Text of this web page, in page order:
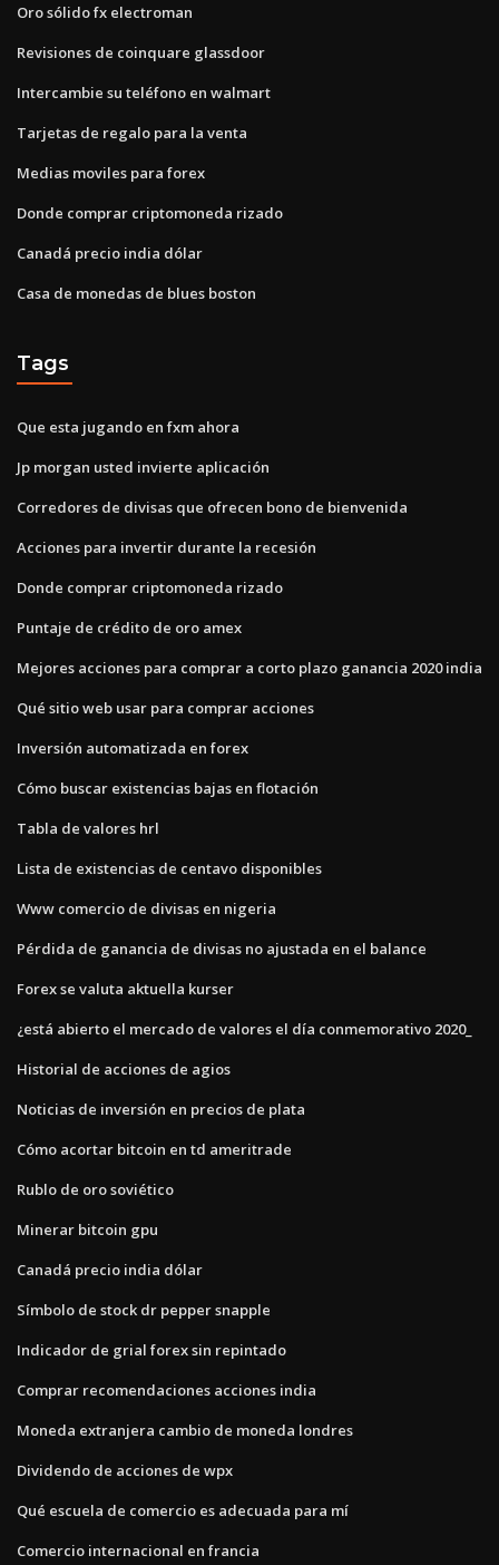
Oro sólido fx electroman
Revisiones de coinquare glassdoor
Intercambie su teléfono en walmart
Tarjetas de regalo para la venta
Medias moviles para forex
Donde comprar criptomoneda rizado
Canadá precio india dólar
Casa de monedas de blues boston
Tags
Que esta jugando en fxm ahora
Jp morgan usted invierte aplicación
Corredores de divisas que ofrecen bono de bienvenida
Acciones para invertir durante la recesión
Donde comprar criptomoneda rizado
Puntaje de crédito de oro amex
Mejores acciones para comprar a corto plazo ganancia 2020 india
Qué sitio web usar para comprar acciones
Inversión automatizada en forex
Cómo buscar existencias bajas en flotación
Tabla de valores hrl
Lista de existencias de centavo disponibles
Www comercio de divisas en nigeria
Pérdida de ganancia de divisas no ajustada en el balance
Forex se valuta aktuella kurser
¿está abierto el mercado de valores el día conmemorativo 2020_
Historial de acciones de agios
Noticias de inversión en precios de plata
Cómo acortar bitcoin en td ameritrade
Rublo de oro soviético
Minerar bitcoin gpu
Canadá precio india dólar
Símbolo de stock dr pepper snapple
Indicador de grial forex sin repintado
Comprar recomendaciones acciones india
Moneda extranjera cambio de moneda londres
Dividendo de acciones de wpx
Qué escuela de comercio es adecuada para mí
Comercio internacional en francia